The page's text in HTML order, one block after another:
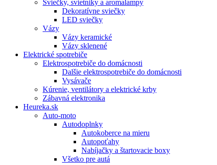
Sviečky, svietniky a aromalampy
Dekoratívne sviečky
LED sviečky
Vázy
Vázy keramické
Vázy sklenené
Elektrické spotrebiče
Elektrospotrebiče do domácnosti
Dalšie elektrospotrebiče do domácnosti
Vysávače
Kúrenie, ventilátory a elektrické krby
Zábavná elektronika
Heureka.sk
Auto-moto
Autodoplnky
Autokoberce na mieru
Autopoťahy
Nabíjačky a štartovacie boxy
Všetko pre autá